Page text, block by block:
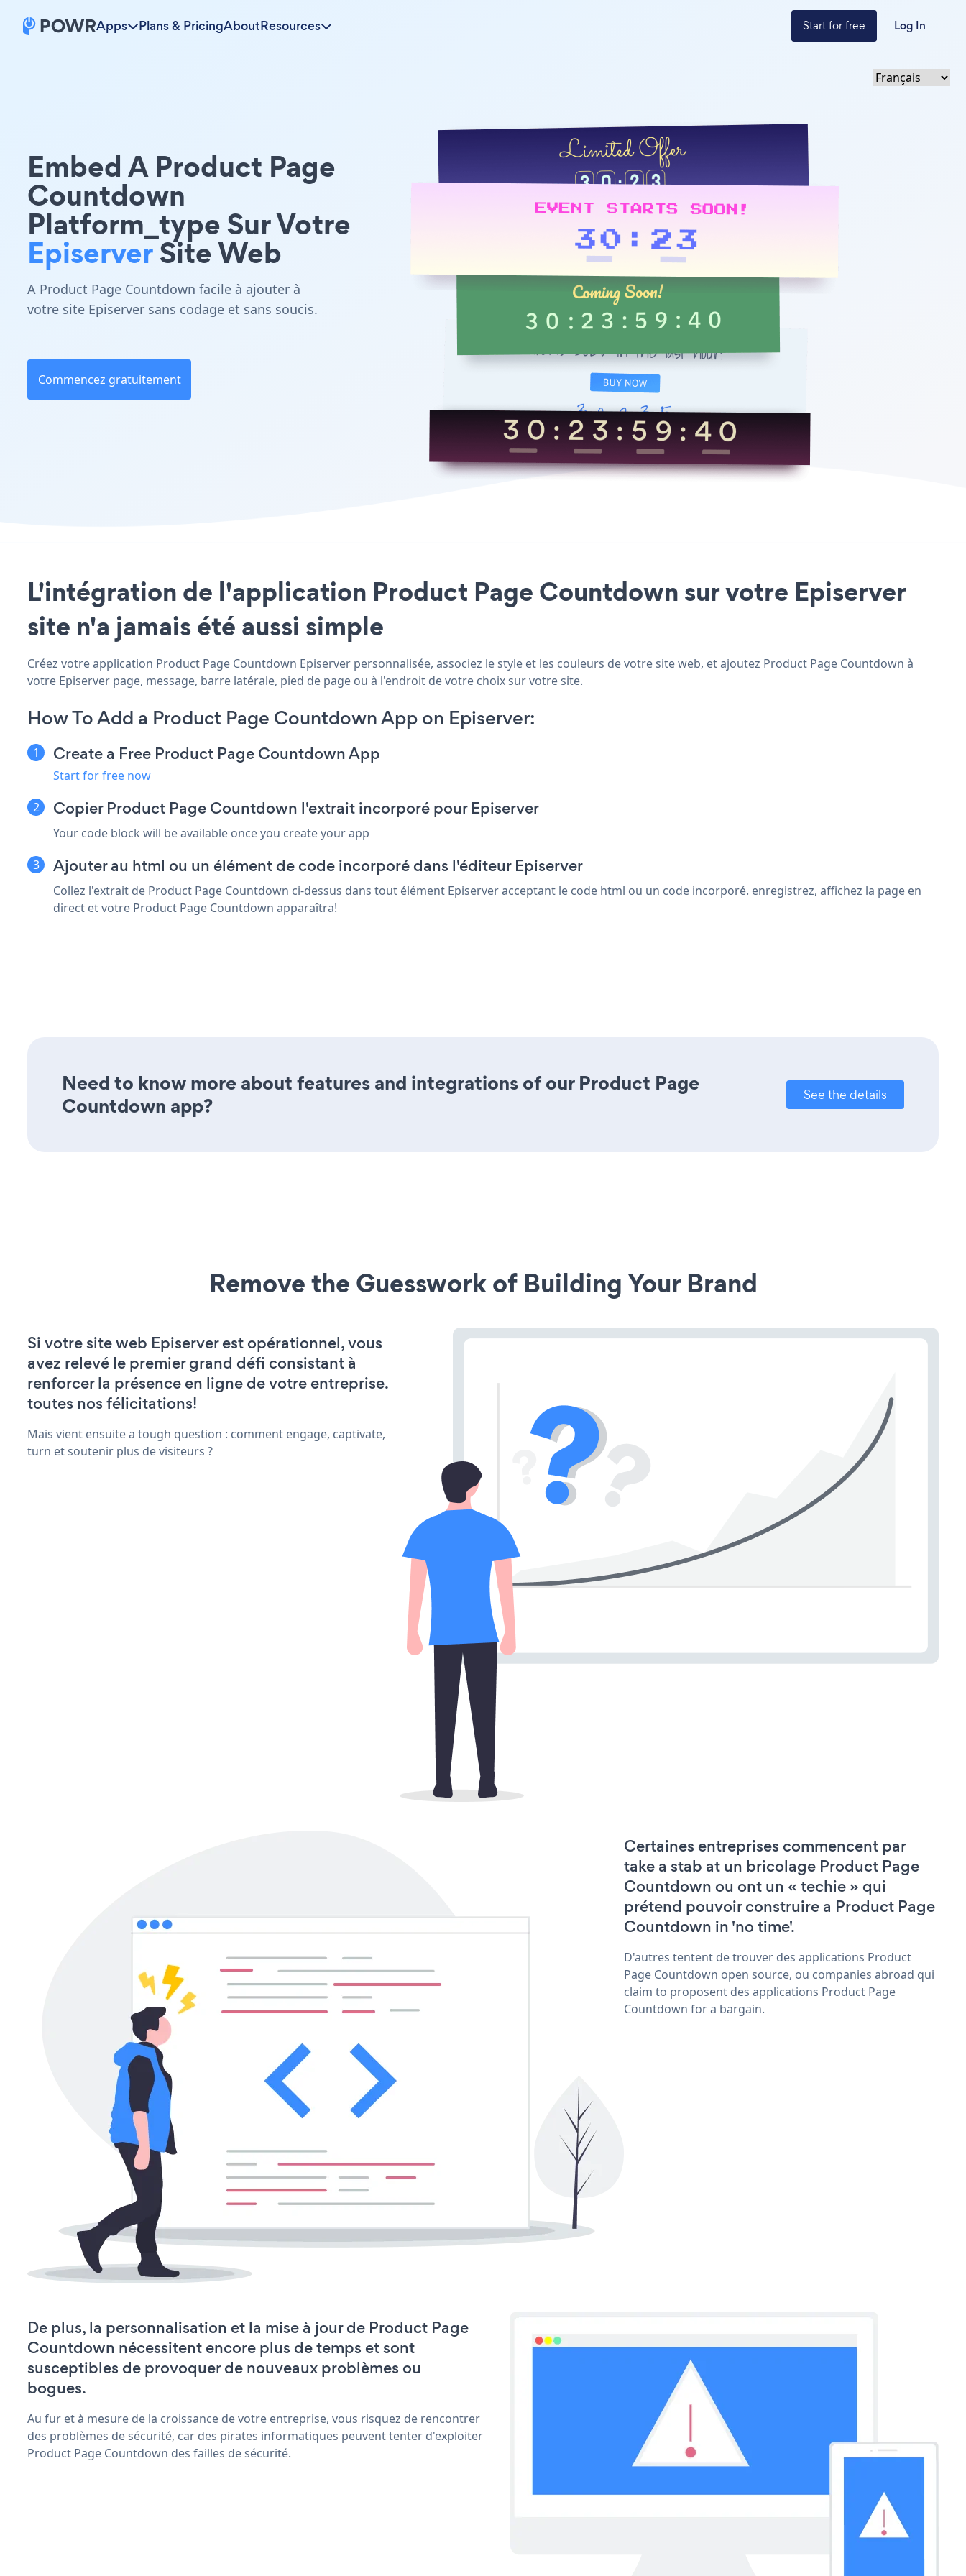
Apps Plans & PricingAboutResources Start for free Log In
Embed A Product Page
Countdown
Platform_type Sur Votre
EpiserverSite Web
A Product Page Countdown facile à ajouter à
votre site Episerver sans codage et sans soucis.
Commencez gratuitement
L'intégration de l'application Product Page Countdown sur votre Episerver
site n'a jamais été aussi simple
Créez votre application Product Page Countdown Episerver personnalisée, associez le style et les couleurs de votre site web, et ajoutez Product Page Countdown à
votre Episerver page, message, barre latérale, pied de page ou à l'endroit de votre choix sur votre site.
How To Add a Product Page Countdown App on Episerver:
Create a Free Product Page Countdown App
Start for free now
Copier Product Page Countdown l'extrait incorporé pour Episerver
Your code block will be available once you create your app
Ajouter au html ou un élément de code incorporé dans l'éditeur Episerver
Collez l'extrait de Product Page Countdown ci-dessus dans tout élément Episerver acceptant le code html ou un code incorporé. enregistrez, affichez la page en
direct et votre Product Page Countdown apparaîtra!
Need to know more about features and integrations of our Product Page
Countdown app?
See the details
Remove the Guesswork of Building Your Brand
Si votre site web Episerver est opérationnel, vous
avez relevé le premier grand défi consistant à
renforcer la présence en ligne de votre entreprise.
toutes nos félicitations!
Mais vient ensuite a tough question : comment engage, captivate,
turn et soutenir plus de visiteurs ?
Certaines entreprises commencent par
take a stab at un bricolage Product Page
Countdown ou ont un « techie » qui
prétend pouvoir construire a Product Page
Countdown in 'no time'.
D'autres tentent de trouver des applications Product
Page Countdown open source, ou companies abroad qui
claim to proposent des applications Product Page
Countdown for a bargain.
De plus, la personnalisation et la mise à jour de Product Page
Countdown nécessitent encore plus de temps et sont
susceptibles de provoquer de nouveaux problèmes ou
bogues.
Au fur et à mesure de la croissance de votre entreprise, vous risquez de rencontrer
des problèmes de sécurité, car des pirates informatiques peuvent tenter d'exploiter
Product Page Countdown des failles de sécurité.